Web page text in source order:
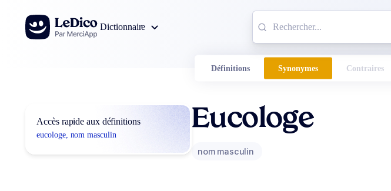
Aller au contenu
Dictionnaire
Définitions Synonymes Contraires
Accès rapide aux définitions
eucologe, nom masculin
Eucologe
nom masculin